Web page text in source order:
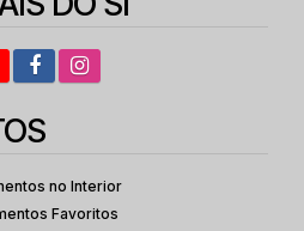
no Interior
Favoritos